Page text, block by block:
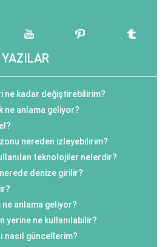
ne kadar değiştirebilirim?
ne anlama geliyor?
nereden izleyebilirim?
teknolojiler nelerdir?
denize girilir?
ne anlama geliyor?
yerine ne kullanılabilir?
nasıl güncellerim?